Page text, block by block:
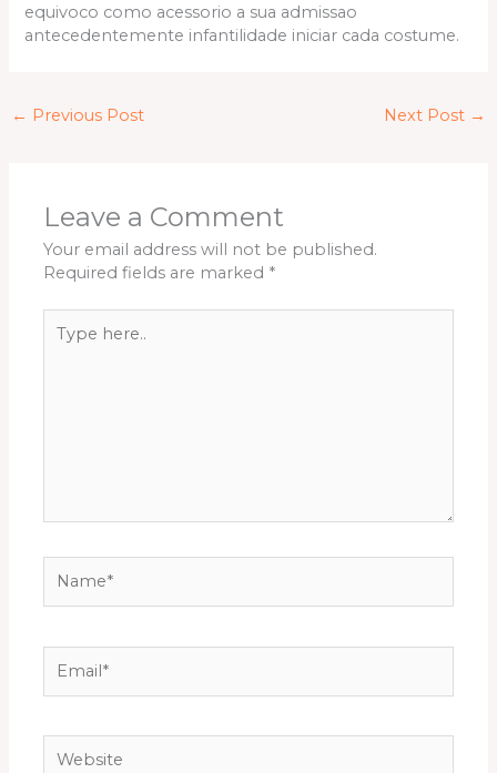
equivoco como acessorio a sua admissao
antecedentemente infantilidade iniciar cada costume.
← Previous Post Next Post →
Leave a Comment
Your email address will not be published.
Required fields are marked *
here..